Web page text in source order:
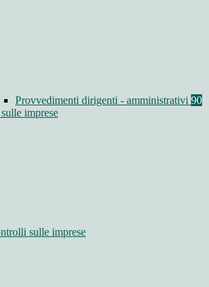
Provvedimenti dirigenti - amministrativi 90
imprese
sulle imprese